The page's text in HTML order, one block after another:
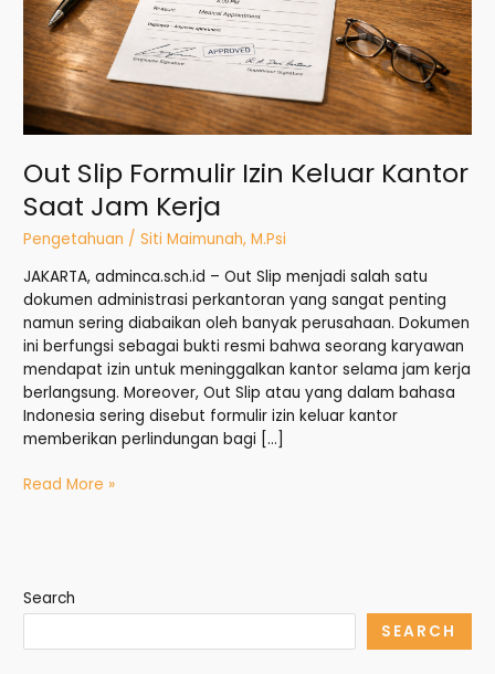
Out Slip Formulir Izin Keluar Kantor
Saat Jam Kerja
Pengetahuan /Siti Maimunah, M.Psi
JAKARTA, adminca.sch.id – Out Slip menjadi salah satu
dokumen administrasi perkantoran yang sangat penting
namun sering diabaikan oleh banyak perusahaan. Dokumen
ini berfungsi sebagai bukti resmi bahwa seorang karyawan
mendapat izin untuk meninggalkan kantor selama jam kerja
berlangsung. Moreover, Out Slip atau yang dalam bahasa
Indonesia sering disebut formulir izin keluar kantor
memberikan perlindungan bagi […]
Jam
Kerja
Read More »
Search
SEARCH